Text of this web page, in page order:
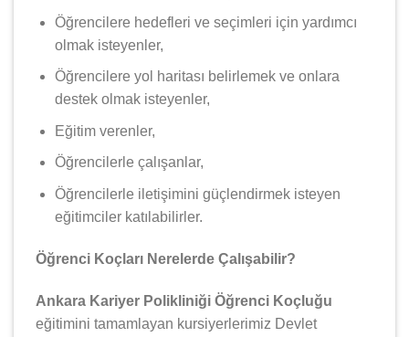
Öğrencilere hedefleri ve seçimleri için yardımcı
olmak isteyenler,
Öğrencilere yol haritası belirlemek ve onlara
destek olmak isteyenler,
Eğitim verenler,
Öğrencilerle çalışanlar,
Öğrencilerle iletişimini güçlendirmek isteyen
eğitimciler katılabilirler.
Öğrenci Koçları Nerelerde Çalışabilir?
Ankara Kariyer Polikliniği Öğrenci Koçluğu
eğitimini tamamlayan kursiyerlerimiz Devlet